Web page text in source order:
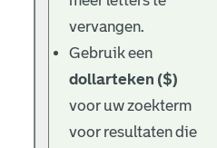
vervangen.
Gebruik een
dollarteken ($)
voor uw zoekterm
voor resultaten die